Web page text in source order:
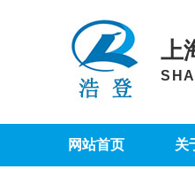
上
网站首页 关